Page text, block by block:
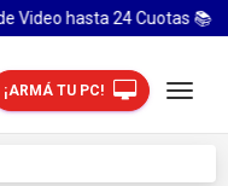
Video hasta 24 Cuotas 📚
¡ARMÁ TU PC!